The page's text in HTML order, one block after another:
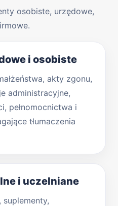
osobiste, urzędowe,
i osobiste
akty zgonu,
administracyjne,
pełnomocnictwa i
tłumaczenia
i uczelniane